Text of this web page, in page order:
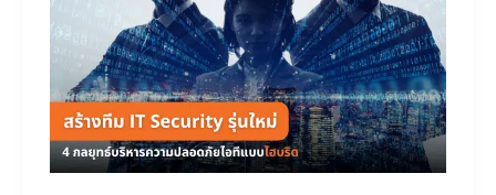
Security
ใหม่:
กลยุทธ์